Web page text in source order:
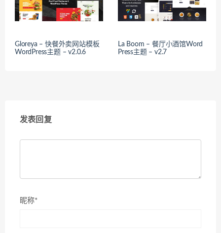
Gloreya – 快餐外卖网站模板
WordPress主题 – v2.0.6
La Boom – 餐厅小酒馆Word
Press主题 – v2.7
发表回复
昵称*